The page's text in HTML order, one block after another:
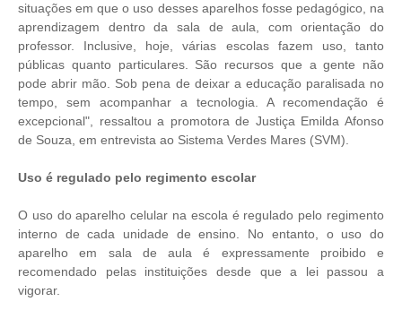
situações em que o uso desses aparelhos fosse pedagógico, na
aprendizagem dentro da sala de aula, com orientação do
professor. Inclusive, hoje, várias escolas fazem uso, tanto
públicas quanto particulares. São recursos que a gente não
pode abrir mão. Sob pena de deixar a educação paralisada no
tempo, sem acompanhar a tecnologia. A recomendação é
excepcional", ressaltou a promotora de Justiça Emilda Afonso
de Souza, em entrevista ao Sistema Verdes Mares (SVM).
Uso é regulado pelo regimento escolar
O uso do aparelho celular na escola é regulado pelo regimento
interno de cada unidade de ensino. No entanto, o uso do
aparelho em sala de aula é expressamente proibido e
recomendado pelas instituições desde que a lei passou a
vigorar.